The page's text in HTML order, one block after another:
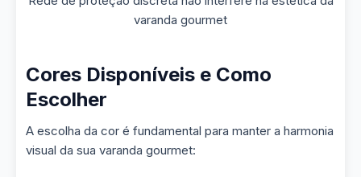
varanda gourmet
Cores Disponíveis e Como
Escolher
A escolha da cor é fundamental para manter a harmonia
visual da sua varanda gourmet: